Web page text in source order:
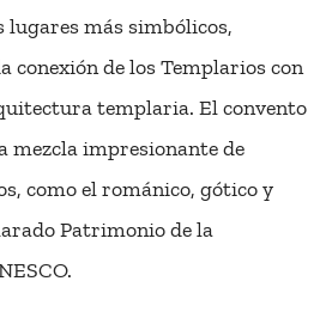
lugares más simbólicos,
conexión de los Templarios con
templaria. El convento
mezcla impresionante de
como el románico, gótico y
Patrimonio de la